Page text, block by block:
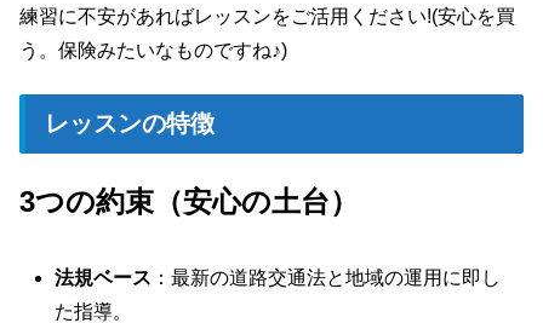
練習に不安があればレッスンをご活用ください!(安心を買
う。保険みたいなものですね♪)
レッスンの特徴
3つの約束（安心の土台）
法規ベース ：最新の道路交通法と地域の運用に即し
た指導。